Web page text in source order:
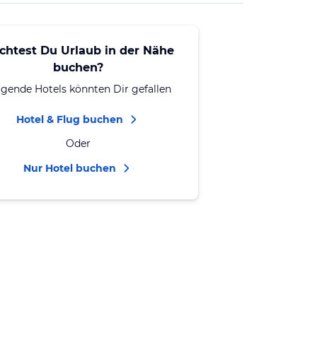
Du Urlaub in der Nähe
buchen?
Hotels könnten Dir gefallen
Hotel & Flug buchen
Oder
Nur Hotel buchen